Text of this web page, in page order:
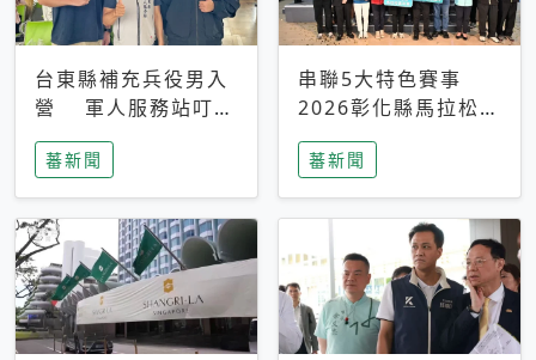
台東縣補充兵役男入
營 軍人服務站叮嚀
及歡送
蕃新聞
串聯5大特色賽事
2026彰化縣馬拉松嘉
年華啟動
蕃新聞